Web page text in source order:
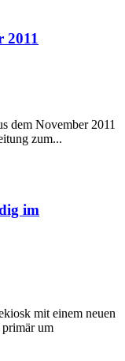
2011
dem November 2011
zum...
im
mit einem neuen
primär um